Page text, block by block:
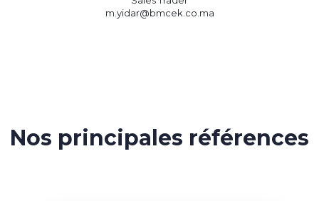
m.yidar@bmcek.co.ma
Nos principales références